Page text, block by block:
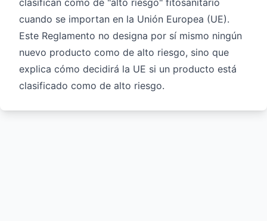
cuando se importan en la Unión Europea (UE).
Este Reglamento no designa por sí mismo ningún
nuevo producto como de alto riesgo, sino que
explica cómo decidirá la UE si un producto está
clasificado como de alto riesgo.